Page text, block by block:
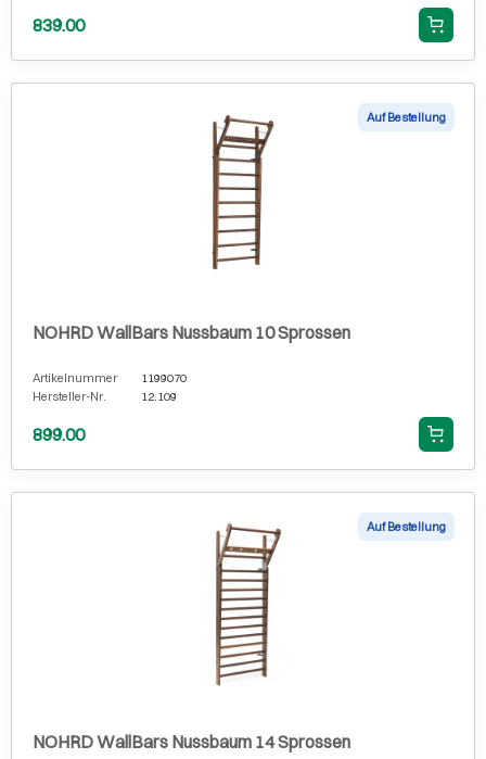
839.00
Auf Bestellung
NOHRD WallBars Nussbaum 10 Sprossen
Artikelnummer
1199070
Hersteller-Nr.
12.109
899.00
Auf Bestellung
NOHRD WallBars Nussbaum 14 Sprossen